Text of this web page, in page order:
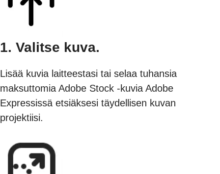
1. Valitse kuva.
Lisää kuvia laitteestasi tai selaa tuhansia
maksuttomia Adobe Stock -kuvia Adobe
Expressissä etsiäksesi täydellisen kuvan
projektiisi.